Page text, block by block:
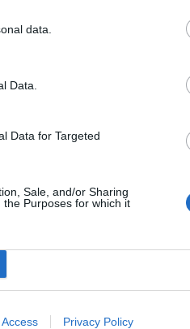
data.
Data.
Data for Targeted
Sale, and/or Sharing
Purposes for which it
Privacy Policy